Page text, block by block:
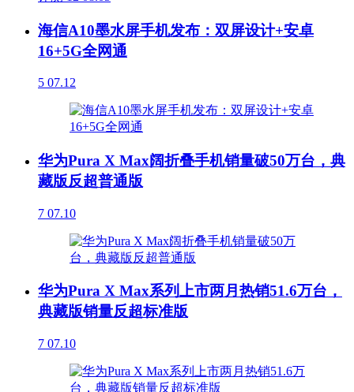
海信A10墨水屏手机发布：双屏设计+安卓
16+5G全网通
5 07.12
华为Pura X Max阔折叠手机销量破50万台，典
藏版反超普通版
7 07.10
华为Pura X Max系列上市两月热销51.6万台，
典藏版销量反超标准版
7 07.10